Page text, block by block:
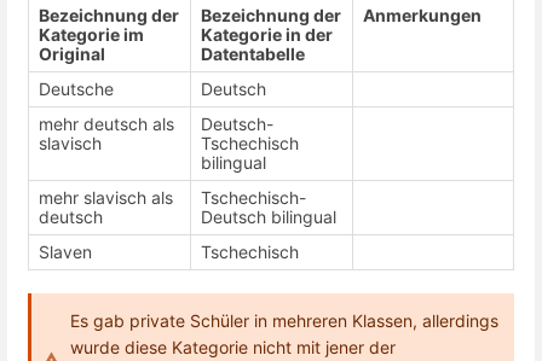
Bezeichnung der
Kategorie im
Original
Bezeichnung der
Kategorie in der
Datentabelle
Anmerkungen
Deutsche
Deutsch
mehr deutsch als
slavisch
Deutsch-
Tschechisch
bilingual
mehr slavisch als
deutsch
Tschechisch-
Deutsch bilingual
Slaven
Tschechisch
Es gab private Schüler in mehreren Klassen, allerdings
wurde diese Kategorie nicht mit jener der